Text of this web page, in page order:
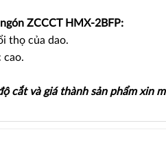
ZCCCT HMX-2BFP:
thọ của dao.
cao.
cắt và giá thành sản phẩm xin